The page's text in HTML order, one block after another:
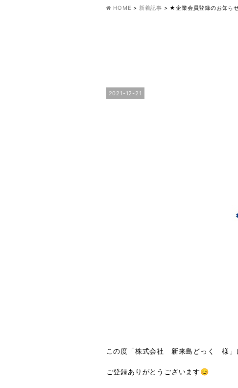
HOME > 新着記事 > ★企業会員登録のお知ら
2021-12-21
この度「株式会社 新来島どっく 様」
ご登録ありがとうございます😊